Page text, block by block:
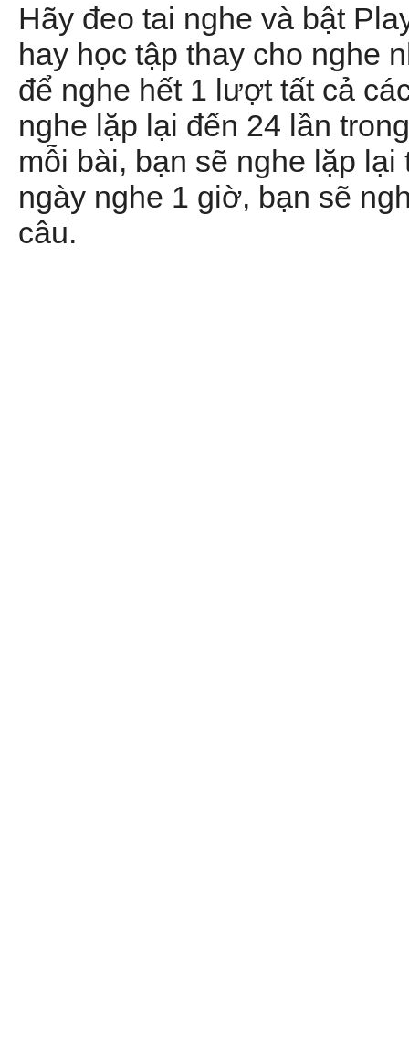
Hãy đeo tai nghe và bật
hay học tập thay cho nghe
để nghe hết 1 lượt tất cả
nghe lặp lại đến 24 lần
mỗi bài, bạn sẽ nghe lặp
ngày nghe 1 giờ, bạn sẽ
câu.